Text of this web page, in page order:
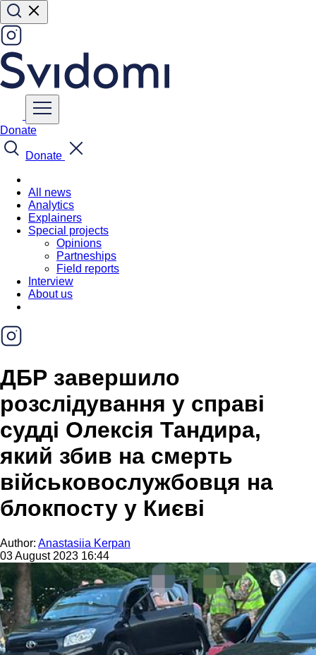
Donate
Donate
All news
Analytics
Explainers
Special projects
Opinions
Partneships
Field reports
Interview
About us
ДБР завершило
розслідування у справі
судді Олексія Тандира,
який збив на смерть
військовослужбовця на
блокпосту у Києві
Author: Anastasiia Kerpan
03 August 2023 16:44